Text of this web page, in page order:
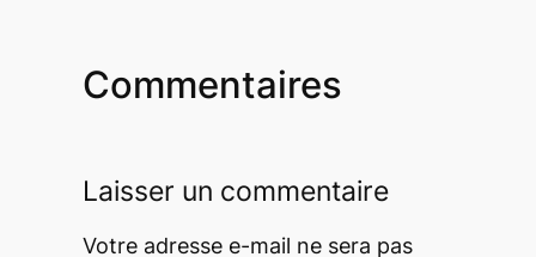
Commentaires
Laisser un commentaire
Votre adresse e-mail ne sera pas